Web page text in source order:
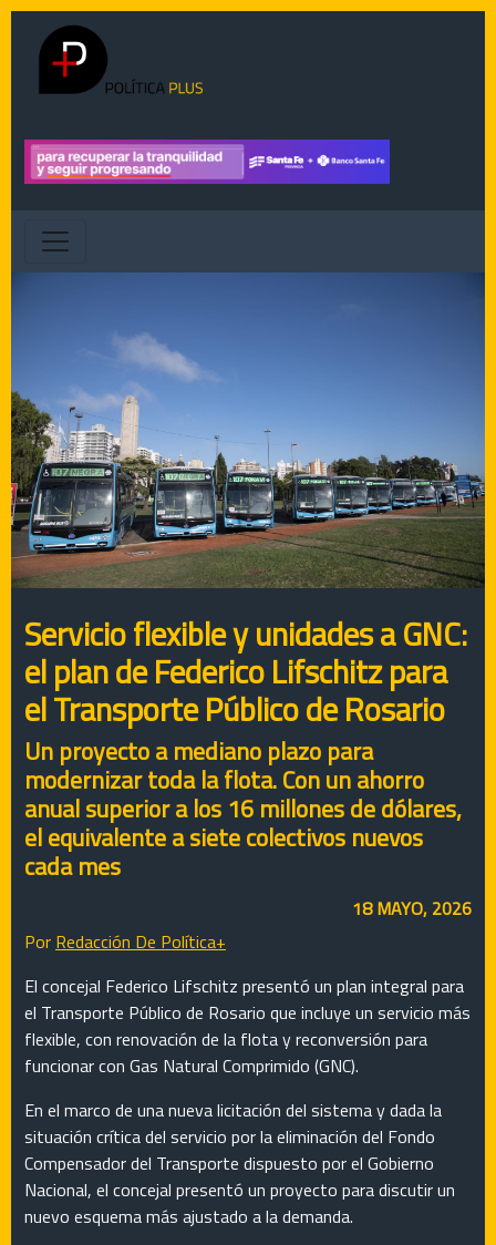
Servicio flexible y unidades a GNC:
el plan de Federico Lifschitz para
el Transporte Público de Rosario
Un proyecto a mediano plazo para
modernizar toda la flota. Con un ahorro
anual superior a los 16 millones de dólares,
el equivalente a siete colectivos nuevos
cada mes
18 MAYO, 2026
Por Redacción De Política+
El concejal Federico Lifschitz presentó un plan integral para
el Transporte Público de Rosario que incluye un servicio más
flexible, con renovación de la flota y reconversión para
funcionar con Gas Natural Comprimido (GNC).
En el marco de una nueva licitación del sistema y dada la
situación crítica del servicio por la eliminación del Fondo
Compensador del Transporte dispuesto por el Gobierno
Nacional, el concejal presentó un proyecto para discutir un
nuevo esquema más ajustado a la demanda.